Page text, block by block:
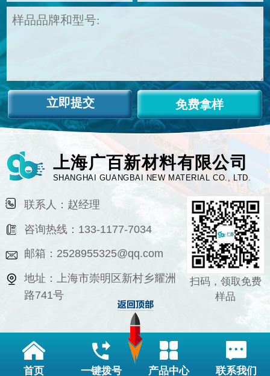
免费拿样
上海广百新材料有限公司
SHANGHAI GUANGBAI NEW MATERIAL CO., LTD.
扫码，领取免费
样品
联系人：赵经理
咨询热线：133-1177-7034
邮箱：2528955325@qq.com
地址：上海市崇明区新村乡耀洲
路741号
首页 一键拨号 产品中心 联系我们